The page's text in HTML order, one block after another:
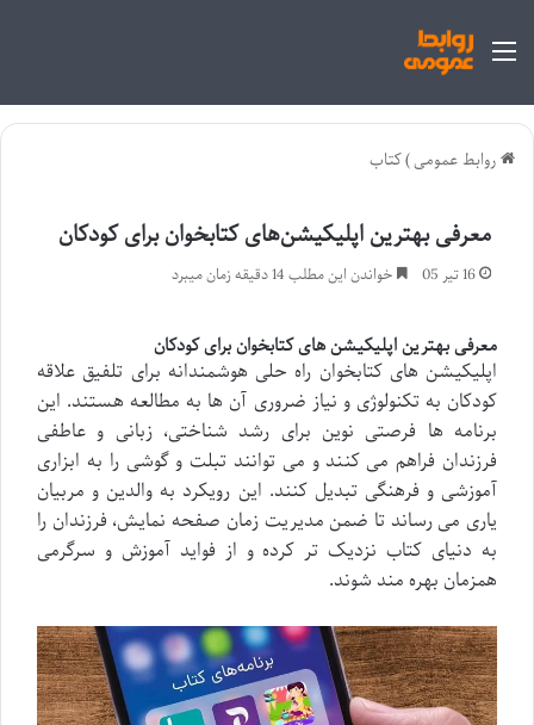
منو
روابط عمومی)کتاب
معرفی بهترین اپلیکیشن‌های کتابخوان برای کودکان
16 تیر 05 خواندن این مطلب 14 دقیقه زمان میبرد
معرفی بهترین اپلیکیشن های کتابخوان برای کودکان
اپلیکیشن های کتابخوان راه حلی هوشمندانه برای تلفیق علاقه
کودکان به تکنولوژی و نیاز ضروری آن ها به مطالعه هستند. این
برنامه ها فرصتی نوین برای رشد شناختی، زبانی و عاطفی
فرزندان فراهم می کنند و می توانند تبلت و گوشی را به ابزاری
آموزشی و فرهنگی تبدیل کنند. این رویکرد به والدین و مربیان
یاری می رساند تا ضمن مدیریت زمان صفحه نمایش، فرزندان را
به دنیای کتاب نزدیک تر کرده و از فواید آموزش و سرگرمی
همزمان بهره مند شوند.